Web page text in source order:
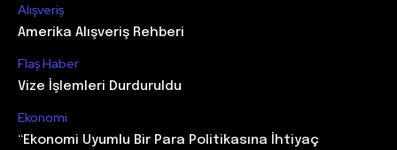
Alışveriş
Amerika Alışveriş Rehberi
Flaş Haber
Vize İşlemleri Durduruldu
Ekonomi
“Ekonomi Uyumlu Bir Para Politikasına İhtiyaç